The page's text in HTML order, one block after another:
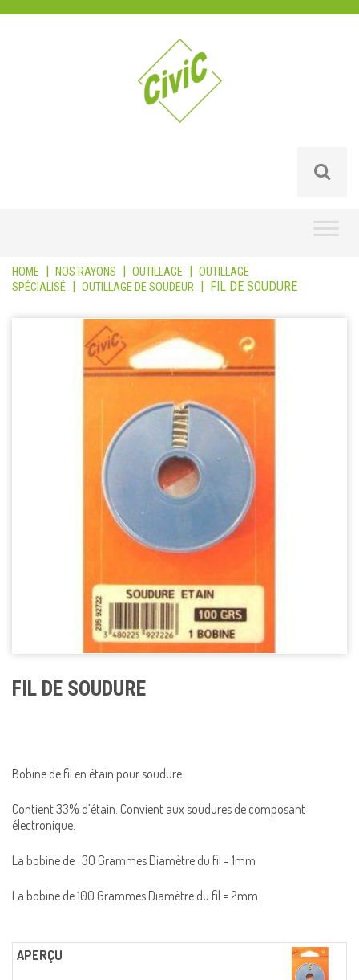
HOME | NOS RAYONS | OUTILLAGE | OUTILLAGE
SPÉCIALISÉ | OUTILLAGE DE SOUDEUR | FIL DE SOUDURE
FIL DE SOUDURE
Bobine de fil en étain pour soudure
Contient 33% d’étain. Convient aux soudures de composant
électronique.
La bobine de 30 Grammes Diamètre du fil = 1mm
La bobine de 100 Grammes Diamètre du fil = 2mm